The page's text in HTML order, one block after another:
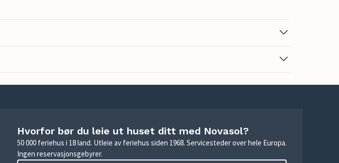
Hvorfor bør du leie ut huset ditt med Novasol?
50 000 feriehus i 18 land. Utleie av feriehus siden 1968. Servicesteder over hele Europa.
Ingen reservasjonsgebyrer.